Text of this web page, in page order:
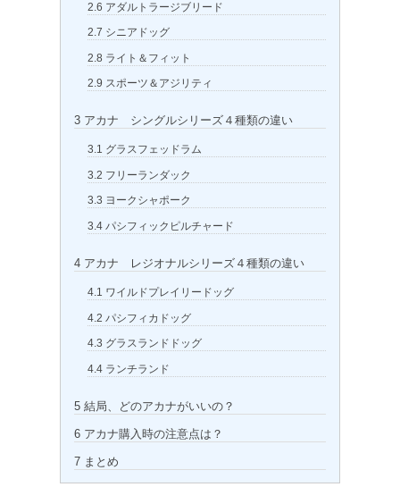
2.6 アダルトラージブリード
2.7 シニアドッグ
2.8 ライト＆フィット
2.9 スポーツ＆アジリティ
3 アカナ シングルシリーズ４種類の違い
3.1 グラスフェッドラム
3.2 フリーランダック
3.3 ヨークシャポーク
3.4 パシフィックピルチャード
4 アカナ レジオナルシリーズ４種類の違い
4.1 ワイルドプレイリードッグ
4.2 パシフィカドッグ
4.3 グラスランドドッグ
4.4 ランチランド
5 結局、どのアカナがいいの？
6 アカナ購入時の注意点は？
7 まとめ